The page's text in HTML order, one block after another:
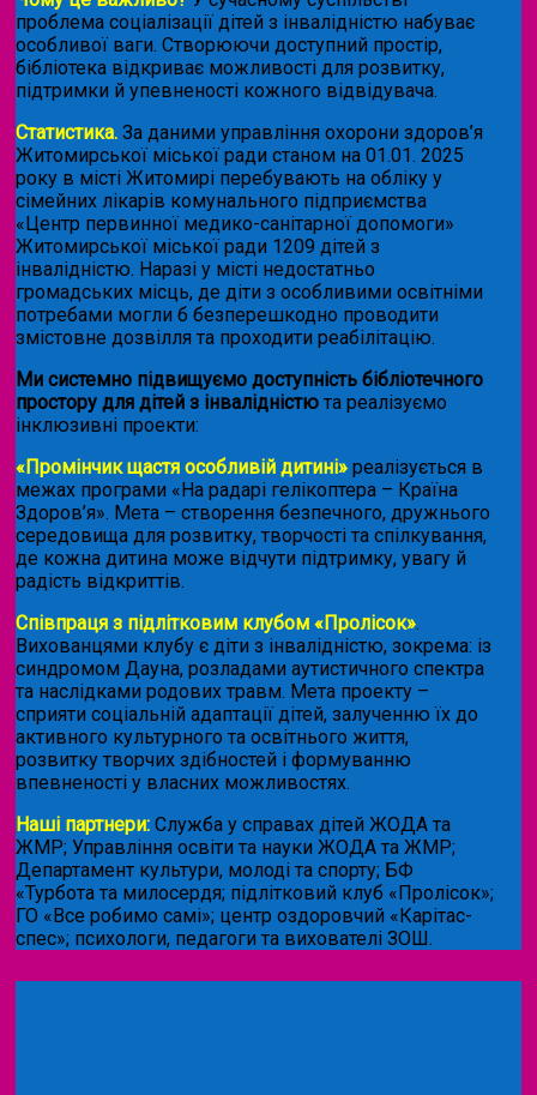
проблема соціалізації дітей з інвалідністю набуває
особливої ваги. Створюючи доступний простір,
бібліотека відкриває можливості для розвитку,
підтримки й упевненості кожного відвідувача.
Статистика. За даними управління охорони здоров’я
Житомирської міської ради станом на 01.01. 2025
року в місті Житомирі перебувають на обліку у
сімейних лікарів комунального підприємства
«Центр первинної медико-санітарної допомоги»
Житомирської міської ради 1209 дітей з
інвалідністю. Наразі у місті недостатньо
громадських місць, де діти з особливими освітніми
потребами могли б безперешкодно проводити
змістовне дозвілля та проходити реабілітацію.
Ми системно підвищуємо доступність бібліотечного
простору для дітей з інвалідністю та реалізуємо
інклюзивні проекти:
«Промінчик щастя особливій дитині» реалізується в
межах програми «На радарі гелікоптера – Країна
Здоров’я». Мета – створення безпечного, дружнього
середовища для розвитку, творчості та спілкування,
де кожна дитина може відчути підтримку, увагу й
радість відкриттів.
Співпраця з підлітковим клубом «Пролісок».
Вихованцями клубу є діти з інвалідністю, зокрема: із
синдромом Дауна, розладами аутистичного спектра
та наслідками родових травм. Мета проекту –
сприяти соціальній адаптації дітей, залученню їх до
активного культурного та освітнього життя,
розвитку творчих здібностей і формуванню
впевненості у власних можливостях.
Наші партнери: Служба у справах дітей ЖОДА та
ЖМР; Управління освіти та науки ЖОДА та ЖМР;
Департамент культури, молоді та спорту; БФ
«Турбота та милосердя; підлітковий клуб «Пролісок»;
ГО «Все робимо самі»; центр оздоровчий «Карітас-
спес»; психологи, педагоги та вихователі ЗОШ.